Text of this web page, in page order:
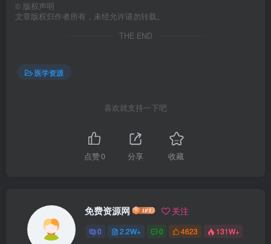
© 版权声明
文章版权归作者所有，未经允许请勿转载。
THE END
医学资源
喜欢就支持一下吧
点赞0 分享 收藏
免费资源网 关注
0 2.2W+ 0 4623 131W+